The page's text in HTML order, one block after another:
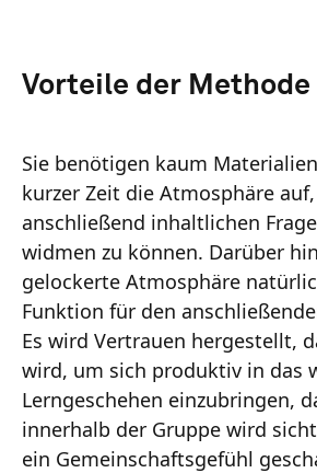
Vorteile der Methode
Sie benötigen kaum
kurzer Zeit die Atmosphäre
anschließend inhaltlichen
widmen zu können. Darüber
gelockerte Atmosphäre
Funktion für den
Es wird Vertrauen hergestellt,
wird, um sich produktiv in das
Lerngeschehen einzubringen,
innerhalb der Gruppe wird
ein Gemeinschaftsgefühl